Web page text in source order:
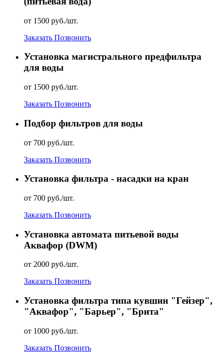
от 1500 руб./шт.
Заказать Позвонить
Установка магистрального предфильтра
для воды
от 1500 руб./шт.
Заказать Позвонить
Подбор фильтров для воды
от 700 руб./шт.
Заказать Позвонить
Установка фильтра - насадки на кран
от 700 руб./шт.
Заказать Позвонить
Установка автомата питьевой воды
Аквафор (DWM)
от 2000 руб./шт.
Заказать Позвонить
Установка фильтра типа кувшин "Гейзер",
"Аквафор", "Барьер", "Брита"
от 1000 руб./шт.
Заказать Позвонить